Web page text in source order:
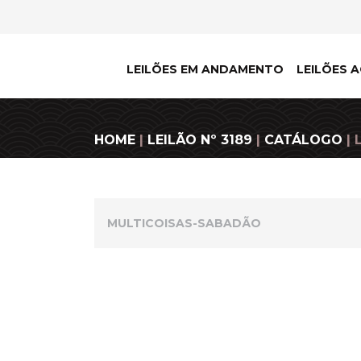
LEILÕES EM ANDAMENTO LEILÕES
HOME | LEILÃO Nº 3189 | CATÁLOGO |
MULTICOISAS-SABADÃO